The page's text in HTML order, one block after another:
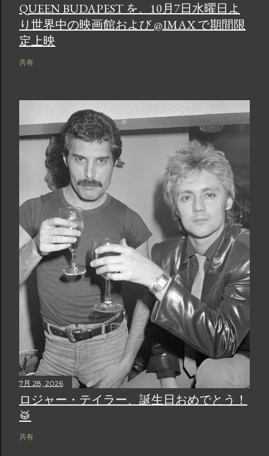
QUEEN BUDAPEST を、10月7日水曜日よ
り世界中の映画館および @IMAX で期間限
定上映
共有
7月 28, 2026
ロジャー・テイラー、誕生日おめでとう！
🥁
共有